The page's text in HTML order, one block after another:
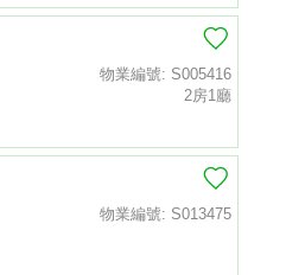
物業編號: S005416
2房1廳
物業編號: S013475